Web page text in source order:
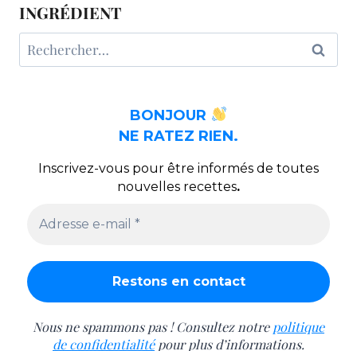
INGRÉDIENT
Rechercher :
BONJOUR
NE RATEZ RIEN.
Inscrivez-vous pour être informés de toutes
nouvelles recettes.
Nous ne spammons pas ! Consultez notre politique
de confidentialitépour plus d’informations.